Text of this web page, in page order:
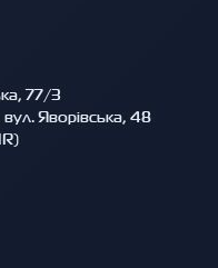
77/3
Яворівська, 48